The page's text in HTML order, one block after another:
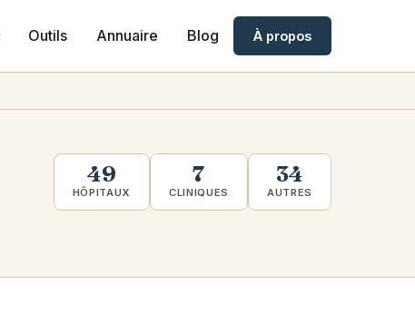
Outils Annuaire Blog À propos
49
HÔPITAUX
7
CLINIQUES
34
AUTRES